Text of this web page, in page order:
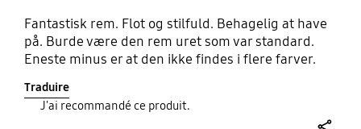
Fantastisk rem. Flot og stilfuld. Behagelig at have
på. Burde være den rem uret som var standard.
Eneste minus er at den ikke findes i flere farver.
Traduire
J'ai recommandé ce produit.